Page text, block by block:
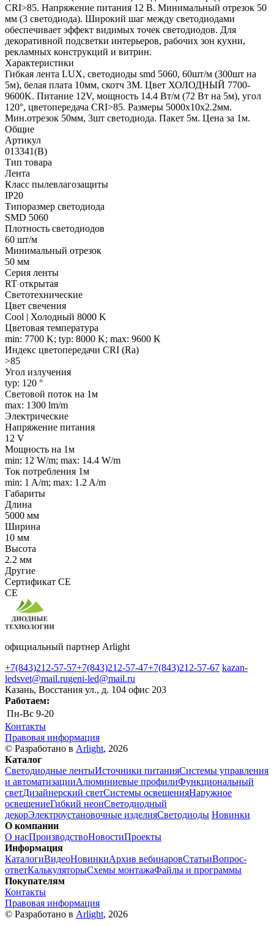
CRI>85. Напряжение питания 12 В. Минимальный отрезок 50
мм (3 светодиода). Широкий шаг между светодиодами
обеспечивает эффект видимых точек светодиодов. Для
декоративной подсветки интерьеров, рабочих зон кухни,
рекламных конструкций и витрин.
Характеристики
Гибкая лента LUX, светодиоды smd 5060, 60шт/м (300шт на
5м), белая плата 10мм, скотч 3М. Цвет ХОЛОДНЫЙ 7700-
9600K. Питание 12V, мощность 14.4 Вт/м (72 Вт на 5м), угол
120°, цветопередача CRI>85. Размеры 5000х10x2.2мм.
Мин.отрезок 50мм, 3шт светодиода. Пакет 5м. Цена за 1м.
Общие
Артикул
013341(B)
Тип товара
Лента
Класс пылевлагозащиты
IP20
Типоразмер светодиода
SMD 5060
Плотность светодиодов
60 шт/м
Минимальный отрезок
50 мм
Серия ленты
RT открытая
Светотехнические
Цвет свечения
Cool | Холодный 8000 K
Цветовая температура
min: 7700 K; typ: 8000 K; max: 9600 K
Индекс цветопередачи CRI (Ra)
>85
Угол излучения
typ: 120 °
Световой поток на 1м
max: 1300 lm/m
Электрические
Напряжение питания
12 V
Мощность на 1м
min: 12 W/m; max: 14.4 W/m
Ток потребления 1м
min: 1 A/m; max: 1.2 A/m
Габариты
Длина
5000 мм
Ширина
10 мм
Высота
2.2 мм
Другие
Сертификат CE
CE
официальный партнер Arlight
+7(843)212-57-57+7(843)212-57-47+7(843)212-57-67 kazan-
ledsvet@mail.rugeni-led@mail.ru
Казань, Восстания ул., д. 104 офис 203
Работаем:
Пн-Вс 9-20
Контакты
Правовая информация
© Разработано в Arlight, 2026
Каталог
Светодиодные лентыИсточники питанияСистемы управления
и автоматизацииАлюминиевые профилиФункциональный
светДизайнерский светСистемы освещенияНаружное
освещениеГибкий неонСветодиодный
декорЭлектроустановочные изделияСветодиоды Новинки
О компании
О насПроизводствоНовостиПроекты
Информация
КаталогиВидеоНовинкиАрхив вебинаровСтатьиВопрос-
ответКалькуляторыСхемы монтажаФайлы и программы
Покупателям
Контакты
Правовая информация
© Разработано в Arlight, 2026